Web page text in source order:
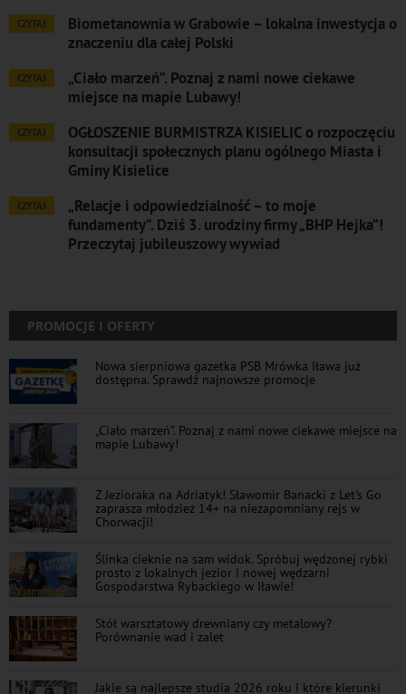
CZYTAJ
Biometanownia w Grabowie – lokalna inwestycja o
znaczeniu dla całej Polski
CZYTAJ
„Ciało marzeń”. Poznaj z nami nowe ciekawe
miejsce na mapie Lubawy!
CZYTAJ
OGŁOSZENIE BURMISTRZA KISIELIC o rozpoczęciu
konsultacji społecznych planu ogólnego Miasta i
Gminy Kisielice
CZYTAJ
„Relacje i odpowiedzialność – to moje
fundamenty”. Dziś 3. urodziny firmy „BHP Hejka”!
Przeczytaj jubileuszowy wywiad
PROMOCJE I OFERTY
Nowa sierpniowa gazetka PSB Mrówka Iława już
dostępna. Sprawdź najnowsze promocje
„Ciało marzeń”. Poznaj z nami nowe ciekawe miejsce na
mapie Lubawy!
Z Jezioraka na Adriatyk! Sławomir Banacki z Let's Go
zaprasza młodzież 14+ na niezapomniany rejs w
Chorwacji!
Ślinka cieknie na sam widok. Spróbuj wędzonej rybki
prosto z lokalnych jezior i nowej wędzarni
Gospodarstwa Rybackiego w Iławie!
Stół warsztatowy drewniany czy metalowy?
Porównanie wad i zalet
Jakie są najlepsze studia 2026 roku i które kierunki